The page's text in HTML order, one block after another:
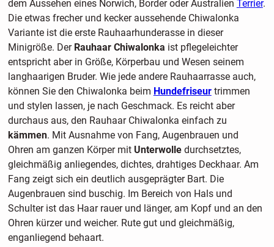
dem Aussehen eines Norwich, Border oder Australien Terrier.
Die etwas frecher und kecker aussehende Chiwalonka
Variante ist die erste Rauhaarhunderasse in dieser
Minigröße. Der Rauhaar Chiwalonka ist pflegeleichter
entspricht aber in Größe, Körperbau und Wesen seinem
langhaarigen Bruder. Wie jede andere Rauhaarrasse auch,
können Sie den Chiwalonka beim Hundefriseurtrimmen
und stylen lassen, je nach Geschmack. Es reicht aber
durchaus aus, den Rauhaar Chiwalonka einfach zu
kämmen. Mit Ausnahme von Fang, Augenbrauen und
Ohren am ganzen Körper mit Unterwolle durchsetztes,
gleichmäßig anliegendes, dichtes, drahtiges Deckhaar. Am
Fang zeigt sich ein deutlich ausgeprägter Bart. Die
Augenbrauen sind buschig. Im Bereich von Hals und
Schulter ist das Haar rauer und länger, am Kopf und an den
Ohren kürzer und weicher. Rute gut und gleichmäßig,
enganliegend behaart.